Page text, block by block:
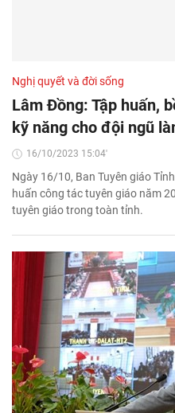
Nghị quyết và đời sống
Lâm Đồng: Tập huấn,
kỹ năng cho đội ngũ
16/10/2023 15:04'
Ngày 16/10, Ban Tuyên giáo
huấn công tác tuyên giáo năm
tuyên giáo trong toàn tỉnh.